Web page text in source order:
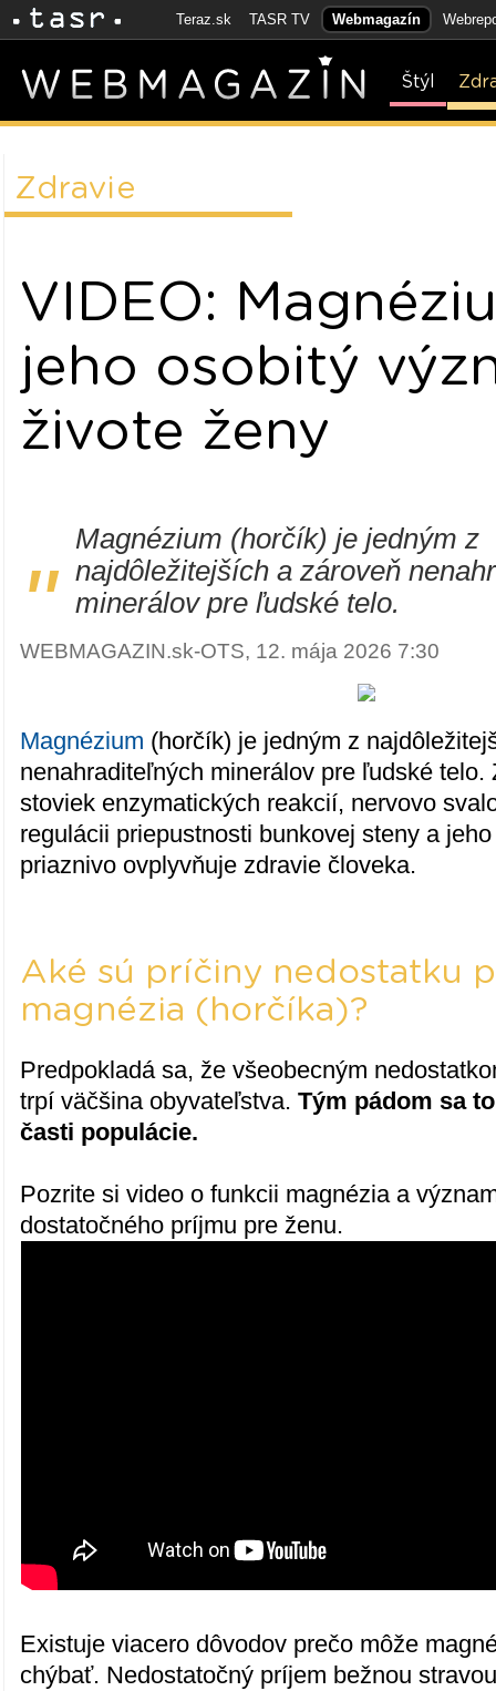
Teraz.sk TASR TV Webmagazín
Štýl
Zdravie
VIDEO:
jeho osobitý
živote ženy
"
Magnézium (horčík) je jedným z
najdôležitejších a zároveň
minerálov pre ľudské telo.
WEBMAGAZIN.sk-OTS, 12. mája 2026 7:30
Magnézium (horčík) je jedným z
nenahraditeľných minerálov pre ľudské telo.
stoviek enzymatických reakcií, nervovo
regulácii priepustnosti bunkovej steny a
priaznivo ovplyvňuje zdravie človeka.
Aké sú príčiny nedostatku
magnézia (horčíka)?
Predpokladá sa, že všeobecným
trpí väčšina obyvateľstva.Tým pádom sa
časti populácie.
Pozrite si video o funkcii magnézia a
dostatočného príjmu pre ženu.
Existuje viacero dôvodov prečo môže
chýbať. Nedostatočný príjem bežnou